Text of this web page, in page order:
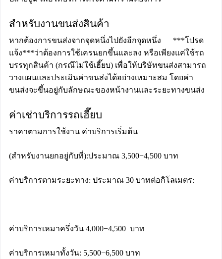
สำหรับงานขนส่งสินค้า
หากต้องการขนส่งจากจุดหนึ่งไปยังอีกจุดหนึ่ง ***โปรด
แจ้ง***ว่าต้องการใช้เครนยกขึ้นและลง หรือเพียงแค่ใช้รถ
บรรทุกสินค้า (กรณีไม่ใช้เฮี๊ยบ) เพื่อให้บริษัทขนส่งสามารถ
วางแผนและประเมินค่าขนส่งได้อย่างเหมาะสม โดยค่า
ขนส่งจะขึ้นอยู่กับลักษณะของหน้างานและระยะทางขนส่ง
ค่าเช่าบริการรถเฮี๊ยบ
ราคาตามการใช้งาน ค่าบริการเริ่มต้น
(สำหรับงานยกอยู่กับที่):ประมาณ 3,500−4,500 บาท
ค่าบริการตามระยะทาง: ประมาณ 30 บาทต่อกิโลเมตร:
ค่าบริการเหมาครึ่งวัน 4,000−4,500 บาท
ค่าบริการเหมาทั้งวัน: 5,500−6,500 บาท